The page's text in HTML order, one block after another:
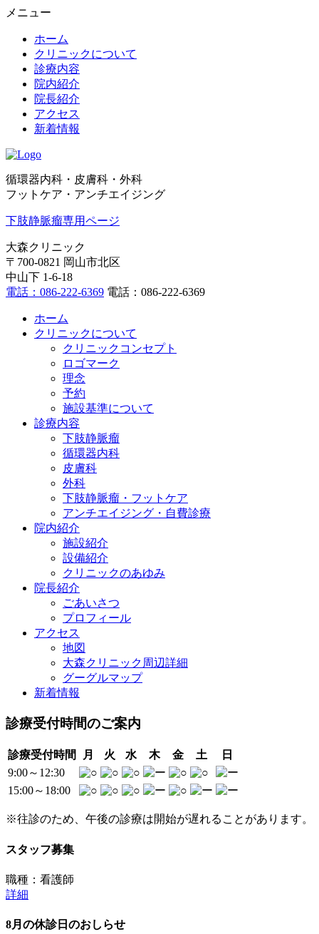
メニュー
ホーム
クリニックについて
診療内容
院内紹介
院長紹介
アクセス
新着情報
循環器内科・皮膚科・外科
フットケア・アンチエイジング
下肢静脈瘤専用ページ
大森クリニック
〒700-0821 岡山市北区
中山下 1-6-18
電話：086-222-6369 電話：086-222-6369
ホーム
クリニックについて
クリニックコンセプト
ロゴマーク
理念
予約
施設基準について
診療内容
下肢静脈瘤
循環器内科
皮膚科
外科
下肢静脈瘤・フットケア
アンチエイジング・自費診療
院内紹介
施設紹介
設備紹介
クリニックのあゆみ
院長紹介
ごあいさつ
プロフィール
アクセス
地図
大森クリニック周辺詳細
グーグルマップ
新着情報
診療受付時間のご案内
診療受付時間 月 火 水 木 金 土
日
9:00～12:30
15:00～18:00
※往診のため、午後の診療は開始が遅れることがあります。
スタッフ募集
職種：看護師
詳細
8月の休診日 のおしらせ